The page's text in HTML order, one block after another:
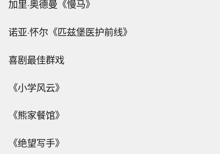
加里·奥德曼《慢马》
诺亚·怀尔《匹兹堡医护前线》
喜剧最佳群戏
《小学风云》
《熊家餐馆》
《绝望写手》